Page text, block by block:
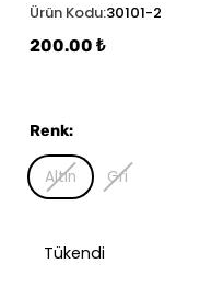
Ürün Kodu:30101-2
200.00 ₺
Renk:
Altın Gri
Tükendi